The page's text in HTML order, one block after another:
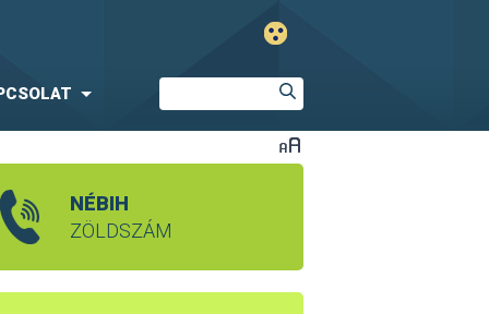
NÉBIH
ZÖLDSZÁM